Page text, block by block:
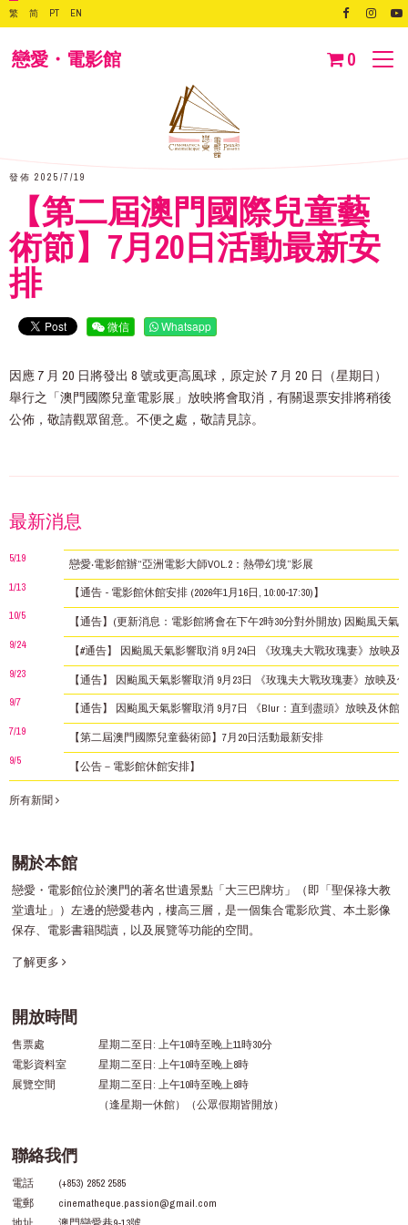
繁 简 PT EN
戀愛・電影館 0
發佈 2025/7/19
【第二屆澳門國際兒童藝
術節】7月20日活動最新安
排
微信 Whatsapp
因應 7 月 20 日將發出 8 號或更高風球，原定於 7 月 20 日（星期日）
舉行之「澳門國際兒童電影展」放映將會取消，有關退票安排將稍後
公佈，敬請觀眾留意。不便之處，敬請見諒。
最新消息
5/19
戀愛‧電影館辦“亞洲電影大師VOL.2：熱帶幻境”影展
1/13
【通告 - 電影館休館安排 (2026年1月16日, 10:00-17:30)】
10/5
【通告】(更新消息：電影館將會在下午2時30分對外開放) 因颱風天氣
9/24
【#通告】 因颱風天氣影響取消 9月24日 《玫瑰夫大戰玫瑰妻》放映及
9/23
【通告】 因颱風天氣影響取消 9月23日 《玫瑰夫大戰玫瑰妻》放映及
9/7
【通告】 因颱風天氣影響取消 9月7日 《Blur：直到盡頭》放映及休館
7/19
【第二屆澳門國際兒童藝術節】7月20日活動最新安排
9/5
【公告－電影館休館安排】
所有新聞
關於本館
戀愛・電影館位於澳門的著名世遺景點「大三巴牌坊」（即「聖保祿大教
堂遺址」）左邊的戀愛巷內，樓高三層，是一個集合電影欣賞、本土影像
保存、電影書籍閱讀，以及展覽等功能的空間。
了解更多
開放時間
售票處
星期二至日: 上午10時至晚上11時30分
電影資料室
星期二至日: 上午10時至晚上8時
展覽空間
星期二至日: 上午10時至晚上8時
（逢星期一休館）（公眾假期皆開放）
聯絡我們
電話
(+853) 2852 2585
電郵
cinematheque.passion@gmail.com